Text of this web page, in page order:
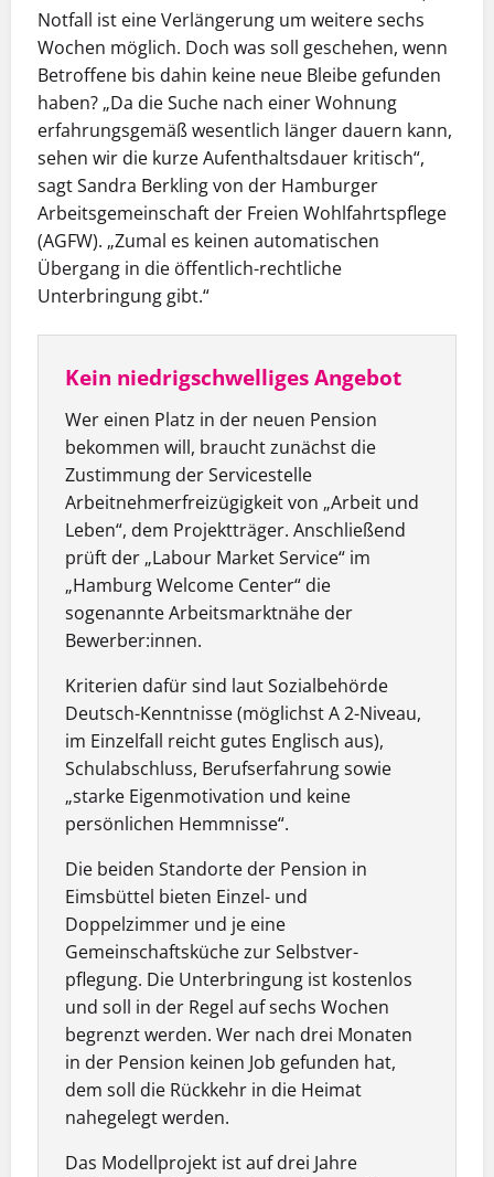
Notfall ist eine Verlängerung um weitere sechs
Wochen möglich. Doch was soll geschehen, wenn
Betroffene bis dahin keine neue Bleibe gefunden
haben? „Da die Suche nach einer Wohnung
erfahrungsgemäß wesentlich länger dauern kann,
sehen wir die kurze Aufenthaltsdauer kritisch“,
sagt Sandra Berkling von der Hamburger
Arbeitsgemeinschaft der Freien Wohlfahrtspflege
(AGFW). „Zumal es keinen automatischen
Übergang in die öffentlich-rechtliche
Unterbringung gibt.“
Kein niedrigschwelliges Angebot
Wer einen Platz in der neuen Pension
bekommen will, brauchtzunächst die
Zustimmung der Servicestelle
Arbeitnehmerfrei­zügigkeit von „Arbeit und
Leben“, dem Projektträger. Anschließend
prüft der „Labour Market Service“ im
„Hamburg Welcome Center“ die
sogenannte Arbeitsmarktnähe der
Bewerber:innen.
Kriterien dafür sind laut Sozialbehörde
Deutsch-Kenntnisse(möglichst A 2-Niveau,
im Einzelfall reicht gutes Englisch aus),
Schulabschluss, Berufserfahrung sowie
„starke Eigenmotivation und keine
persönlichen Hemmnisse“.
Die beiden Standorte der Pension in
Eimsbüttel bieten Einzel- und
Doppelzimmer und je eine
Gemeinschaftsküche zur Selbstver­
pflegung. Die Unterbringung ist kostenlos
und soll in der Regel auf sechs Wochen
begrenzt werden. Wer nach drei Monaten
in der Pension keinen Job gefunden hat,
dem soll die Rückkehr in die Heimat
nahegelegt werden.
Das Modellprojekt ist auf drei Jahre